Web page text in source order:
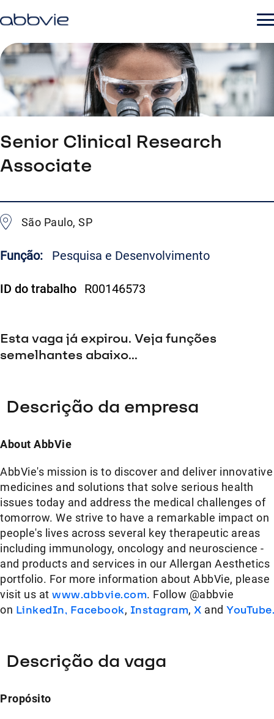
Senior Clinical Research
Associate
São Paulo, SP
Função: Pesquisa e Desenvolvimento
ID do trabalho R00146573
Esta vaga já expirou. Veja funções
semelhantes abaixo...
Descrição da empresa
About AbbVie
AbbVie's mission is to discover and deliver innovative
medicines and solutions that solve serious health
issues today and address the medical challenges of
tomorrow. We strive to have a remarkable impact on
people's lives across several key therapeutic areas
including immunology, oncology and neuroscience -
and products and services in our Allergan Aesthetics
portfolio. For more information about AbbVie, please
visit us at www.abbvie.com. Follow @abbvie
on LinkedIn, Facebook, Instagram, X and YouTube.
Descrição da vaga
Propósito